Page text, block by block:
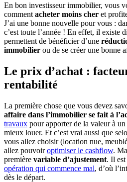
En bon investisseur immobilier, vous
comment acheter moins cher et
J’ai une bonne nouvelle pour vous :
c’est toute l’année ! En effet, il existe
permettent de bénéficier d’une
immobilier ou de se créer une bonne
Le prix d’achat :
rentabilité
La première chose que vous devez
affaire dans l’immobilier se fait à
travaux pour apporter de la valeur à
mieux louer. Et c’est vrai aussi que
vous allez choisir (location nue,
allez pouvoiroptimiser le cashflow.
première variable d’ajustement. Il
opération qui commence mal, d’où
dès le départ.